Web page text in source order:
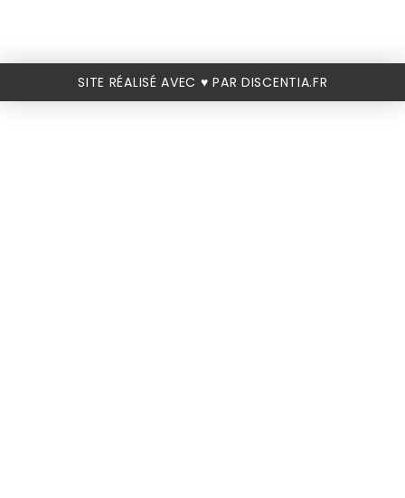
SITE RÉALISÉ AVEC ♥️ PAR DISCENTIA.FR